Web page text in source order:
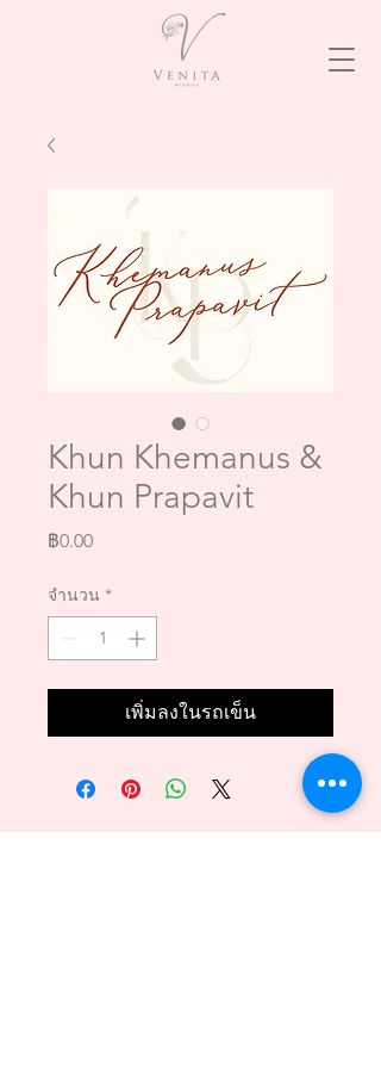
Khun Khemanus &
Khun Prapavit
฿0.00ราคา
จำนวน *
เพิ่มลงในรถเข็น